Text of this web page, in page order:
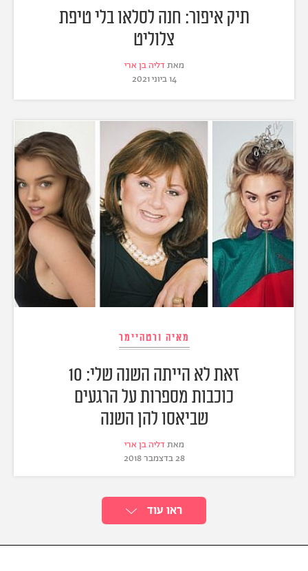
תיק איפור: חנה לסלאו בלי טיפת
צלוליט
מאת דליה בן ארי
14 ביוני 2021
מאיה ורטהיימר
זאת לא הייתה השנה שלי: 10
כוכבות מספרות על הרגעים
שביאסו להן השנה
מאת דליה בן ארי
28 בדצמבר 2018
ראו עוד